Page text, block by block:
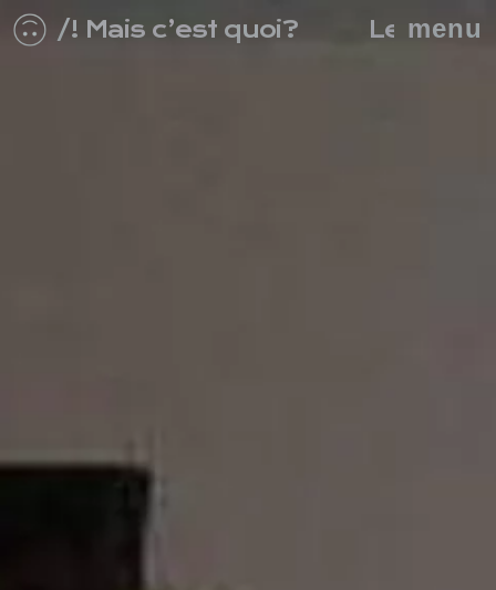
/
c’est quoi? Le site WTF de la
menu